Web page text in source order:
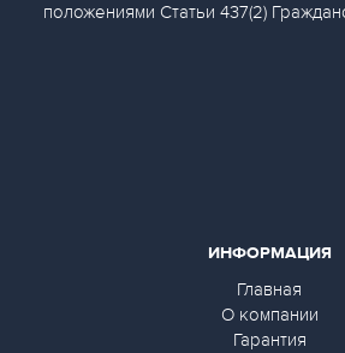
ИНФОРМАЦИЯ
Главная
О компании
Гарантия
положениями Статьи 437(2)